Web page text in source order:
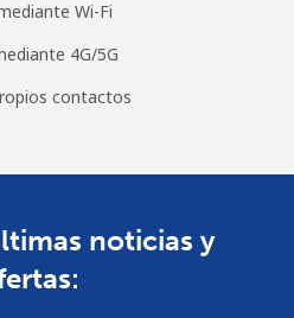
Wi-Fi
4G/5G
contactos
noticias y